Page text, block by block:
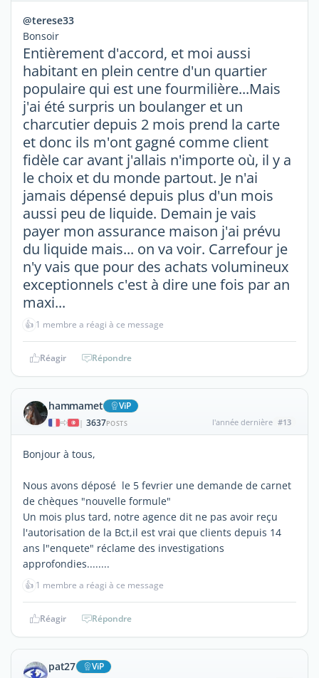
@terese33
Bonsoir
Entièrement d'accord, et moi aussi
habitant en plein centre d'un quartier
populaire qui est une fourmilière...Mais
j'ai été surpris un boulanger et un
charcutier depuis 2 mois prend la carte
et donc ils m'ont gagné comme client
fidèle car avant j'allais n'importe où, il y a
le choix et du monde partout. Je n'ai
jamais dépensé depuis plus d'un mois
aussi peu de liquide. Demain je vais
payer mon assurance maison j'ai prévu
du liquide mais... on va voir. Carrefour je
n'y vais que pour des achats volumineux
exceptionnels c'est à dire une fois par an
maxi...
👍 1 membre a réagi à ce message
Réagir Répondre
hammamet ViP
| 3637POSTS l'année dernière #13
Bonjour à tous,
Nous avons déposé le 5 fevrier une demande de carnet
de chèques "nouvelle formule"
Un mois plus tard, notre agence dit ne pas avoir reçu
l'autorisation de la Bct,il est vrai que clients depuis 14
ans l"enquete" réclame des investigations
approfondies........
👍 1 membre a réagi à ce message
Réagir Répondre
pat27
ViP